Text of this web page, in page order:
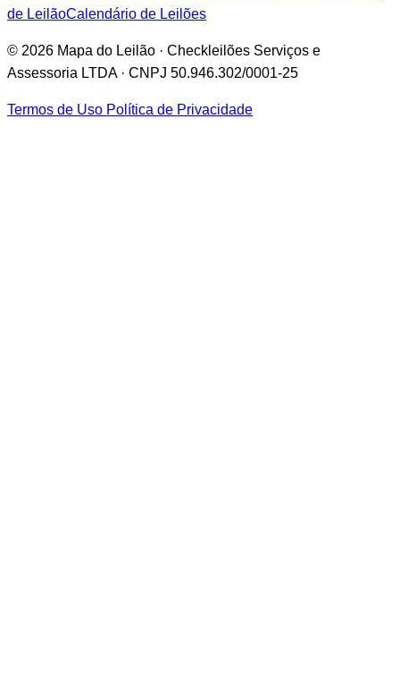
de LeilãoCalendário de Leilões
© 2026 Mapa do Leilão · Checkleilões Serviços e
Assessoria LTDA · CNPJ 50.946.302/0001-25
Termos de Uso Política de Privacidade